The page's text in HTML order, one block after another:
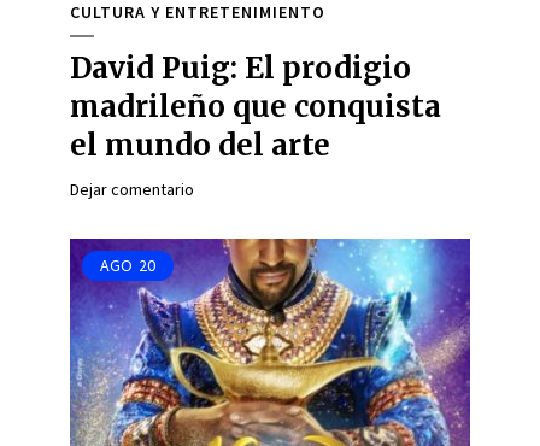
CULTURA Y ENTRETENIMIENTO
David Puig: El prodigio
madrileño que conquista
el mundo del arte
Dejar comentario
AGO 20